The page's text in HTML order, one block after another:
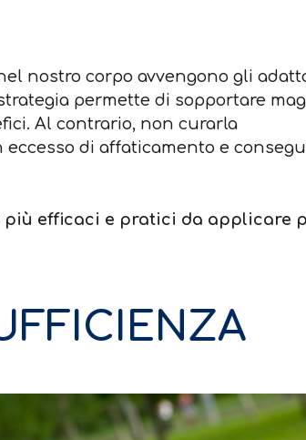
nostro corpo avvengono gli
permette di sopportare
Al contrario, non curarla
di affaticamento e
più efficaci e pratici da applicare